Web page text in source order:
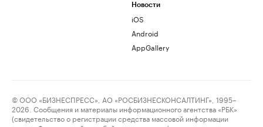
Новости
iOS
Android
AppGallery
© ООО «БИЗНЕСПРЕСС», АО «РОСБИЗНЕСКОНСАЛТИНГ», 1995–
2026. Сообщения и материалы информационного агентства «РБК»
(свидетельство о регистрации средства массовой информации